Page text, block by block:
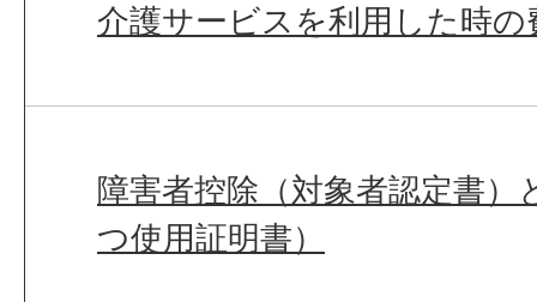
介護サービスを利用した時の
障害者控除（対象者認定書）
つ使用証明書）